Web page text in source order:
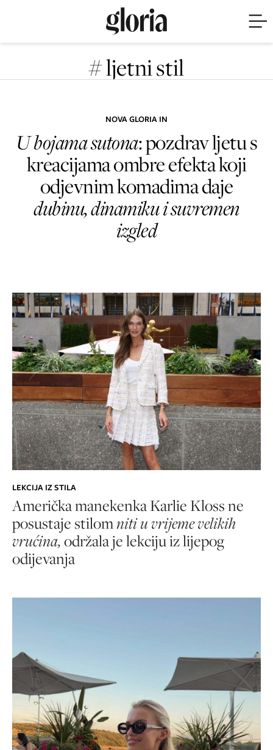
# ljetni stil
NOVA GLORIA IN
U bojama sutona: pozdrav ljetu s
kreacijama ombre efekta koji
odjevnim komadima daje
dubinu, dinamiku i suvremen
izgled
LEKCIJA IZ STILA
Američka manekenka Karlie Kloss ne
posustaje stilomniti u vrijeme velikih
vrućina,održala je lekciju iz lijepog
odijevanja